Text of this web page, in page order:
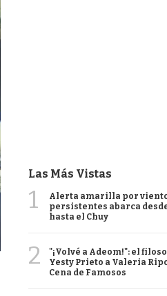
Las Más Vistas
1
Alerta amarilla por
persistentes abarca
hasta el Chuy
2
"¡Volvé a Adeom!": el
Yesty Prieto a Valeria
Cena de Famosos